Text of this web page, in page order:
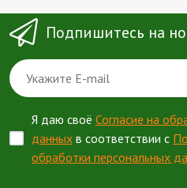
Подпишитесь на
Я даю своё Согласие на
данных в соответствии с
обработки персональных